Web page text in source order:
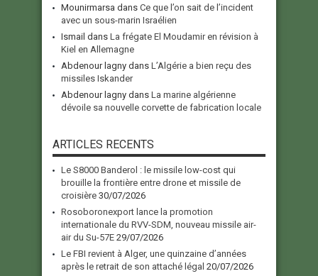
Mounirmarsa dans Ce que l’on sait de l’incident
avec un sous-marin Israélien
Ismail dans La frégate El Moudamir en révision à
Kiel en Allemagne
Abdenour lagny dans L’Algérie a bien reçu des
missiles Iskander
Abdenour lagny dans La marine algérienne
dévoile sa nouvelle corvette de fabrication locale
ARTICLES RECENTS
Le S8000 Banderol : le missile low-cost qui
brouille la frontière entre drone et missile de
croisière 30/07/2026
Rosoboronexport lance la promotion
internationale du RVV-SDM, nouveau missile air-
air du Su-57E 29/07/2026
Le FBI revient à Alger, une quinzaine d’années
après le retrait de son attaché légal 20/07/2026